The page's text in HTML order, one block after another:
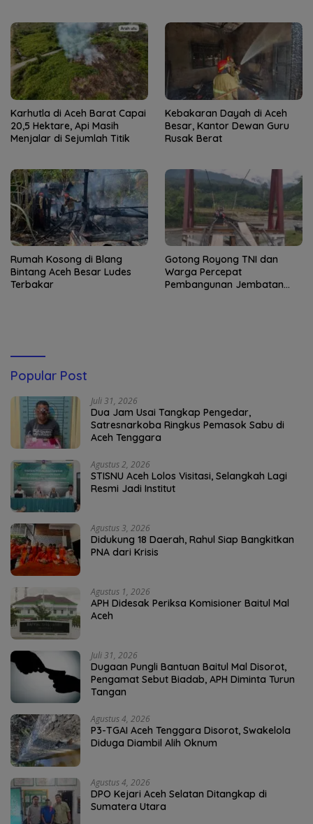
Karhutla di Aceh Barat Capai
20,5 Hektare, Api Masih
Menjalar di Sejumlah Titik
Kebakaran Dayah di Aceh
Besar, Kantor Dewan Guru
Rusak Berat
Rumah Kosong di Blang
Bintang Aceh Besar Ludes
Terbakar
Gotong Royong TNI dan
Warga Percepat
Pembangunan Jembatan
Popular Post
Juli 31, 2026
Dua Jam Usai Tangkap Pengedar,
Satresnarkoba Ringkus Pemasok Sabu di
Aceh Tenggara
Agustus 2, 2026
STISNU Aceh Lolos Visitasi, Selangkah Lagi
Resmi Jadi Institut
Agustus 3, 2026
Didukung 18 Daerah, Rahul Siap Bangkitkan
PNA dari Krisis
Agustus 1, 2026
APH Didesak Periksa Komisioner Baitul Mal
Aceh
Juli 31, 2026
Dugaan Pungli Bantuan Baitul Mal Disorot,
Pengamat Sebut Biadab, APH Diminta Turun
Tangan
Agustus 4, 2026
P3-TGAI Aceh Tenggara Disorot, Swakelola
Diduga Diambil Alih Oknum
Agustus 4, 2026
DPO Kejari Aceh Selatan Ditangkap di
Sumatera Utara